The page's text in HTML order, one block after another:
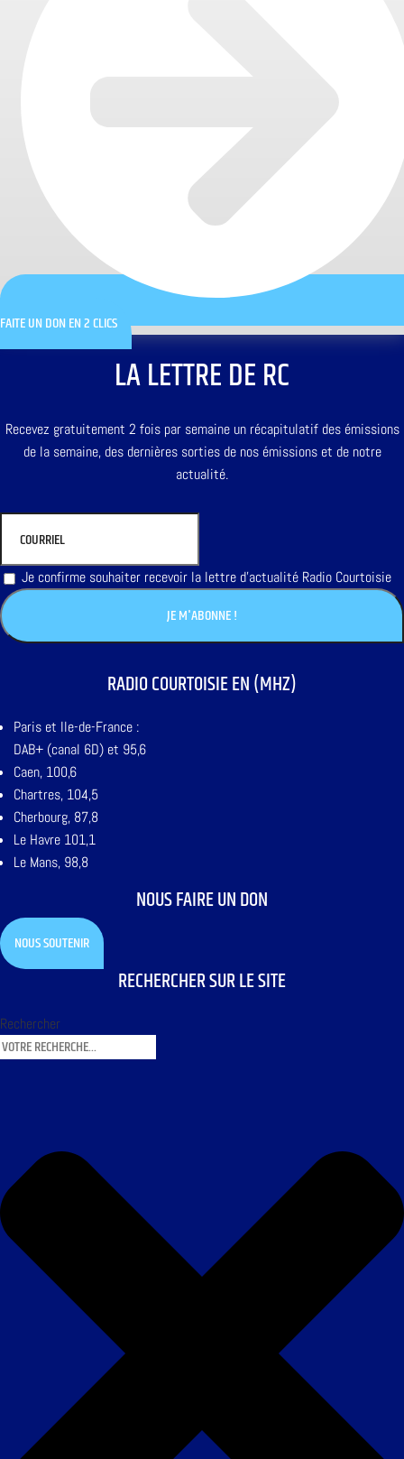
FAITE UN DON EN 2 CLICS
LA LETTRE DE RC
Recevez gratuitement 2 fois par semaine un récapitulatif des émissions
de la semaine, des dernières sorties de nos émissions et de notre
actualité.
Je confirme souhaiter recevoir la lettre d'actualité Radio Courtoisie
RADIO COURTOISIE EN (MHZ)
Paris et Ile-de-France :
DAB+ (canal 6D) et 95,6
Caen, 100,6
Chartres, 104,5
Cherbourg, 87,8
Le Havre 101,1
Le Mans, 98,8
NOUS FAIRE UN DON
NOUS SOUTENIR
RECHERCHER SUR LE SITE
Rechercher